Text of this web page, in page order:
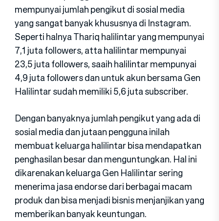
mempunyai jumlah pengikut di sosial media
yang sangat banyak khususnya di Instagram.
Seperti halnya Thariq halilintar yang mempunyai
7,1 juta followers, atta halilintar mempunyai
23,5 juta followers, saaih halilintar mempunyai
4,9 juta followers dan untuk akun bersama Gen
Halilintar sudah memiliki 5,6 juta subscriber.
Dengan banyaknya jumlah pengikut yang ada di
sosial media dan jutaan pengguna inilah
membuat keluarga halilintar bisa mendapatkan
penghasilan besar dan menguntungkan. Hal ini
dikarenakan keluarga Gen Halilintar sering
menerima jasa endorse dari berbagai macam
produk dan bisa menjadi bisnis menjanjikan yang
memberikan banyak keuntungan.